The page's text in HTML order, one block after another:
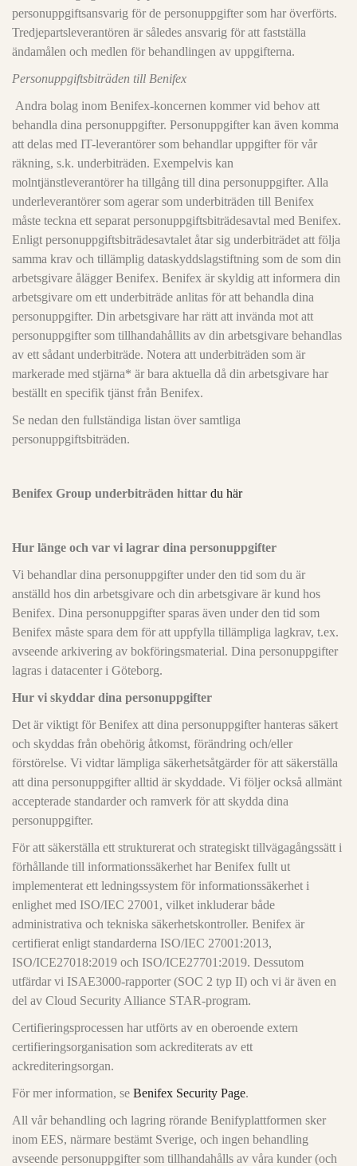
personuppgiftsansvarig för de personuppgifter som har överförts.
Tredjepartsleverantören är således ansvarig för att fastställa
ändamålen och medlen för behandlingen av uppgifterna.
Personuppgiftsbiträden till Benifex
Andra bolag inom Benifex-koncernen kommer vid behov att
behandla dina personuppgifter. Personuppgifter kan även komma
att delas med IT-leverantörer som behandlar uppgifter för vår
räkning, s.k. underbiträden. Exempelvis kan
molntjänstleverantörer ha tillgång till dina personuppgifter. Alla
underleverantörer som agerar som underbiträden till Benifex
måste teckna ett separat personuppgiftsbiträdesavtal med Benifex.
Enligt personuppgiftsbiträdesavtalet åtar sig underbiträdet att följa
samma krav och tillämplig dataskyddslagstiftning som de som din
arbetsgivare ålägger Benifex. Benifex är skyldig att informera din
arbetsgivare om ett underbiträde anlitas för att behandla dina
personuppgifter. Din arbetsgivare har rätt att invända mot att
personuppgifter som tillhandahållits av din arbetsgivare behandlas
av ett sådant underbiträde. Notera att underbiträden som är
markerade med stjärna* är bara aktuella då din arbetsgivare har
beställt en specifik tjänst från Benifex.
Se nedan den fullständiga listan över samtliga
personuppgiftsbiträden.
Benifex Group underbiträden hittar du här
Hur länge och var vi lagrar dina personuppgifter
Vi behandlar dina personuppgifter under den tid som du är
anställd hos din arbetsgivare och din arbetsgivare är kund hos
Benifex. Dina personuppgifter sparas även under den tid som
Benifex måste spara dem för att uppfylla tillämpliga lagkrav, t.ex.
avseende arkivering av bokföringsmaterial. Dina personuppgifter
lagras i datacenter i Göteborg.
Hur vi skyddar dina personuppgifter
Det är viktigt för Benifex att dina personuppgifter hanteras säkert
och skyddas från obehörig åtkomst, förändring och/eller
förstörelse. Vi vidtar lämpliga säkerhetsåtgärder för att säkerställa
att dina personuppgifter alltid är skyddade. Vi följer också allmänt
accepterade standarder och ramverk för att skydda dina
personuppgifter.
För att säkerställa ett strukturerat och strategiskt tillvägagångssätt i
förhållande till informationssäkerhet har Benifex fullt ut
implementerat ett ledningssystem för informationssäkerhet i
enlighet med ISO/IEC 27001, vilket inkluderar både
administrativa och tekniska säkerhetskontroller. Benifex är
certifierat enligt standarderna ISO/IEC 27001:2013,
ISO/ICE27018:2019 och ISO/ICE27701:2019. Dessutom
utfärdar vi ISAE3000-rapporter (SOC 2 typ II) och vi är även en
del av Cloud Security Alliance STAR-program.
Certifieringsprocessen har utförts av en oberoende extern
certifieringsorganisation som ackrediterats av ett
ackrediteringsorgan.
För mer information, se Benifex Security Page.
All vår behandling och lagring rörande Benifyplattformen sker
inom EES, närmare bestämt Sverige, och ingen behandling
avseende personuppgifter som tillhandahålls av våra kunder (och